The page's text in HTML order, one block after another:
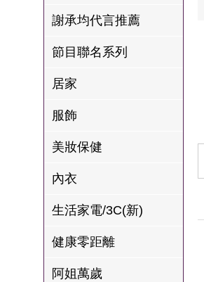
肉爐
海瑞摃丸
八兩排烤肉組
謝承均代言推薦
節目聯名系列
居家
服飾
美妝保健
內衣
生活家電/3C(新)
健康零距離
阿姐萬歲